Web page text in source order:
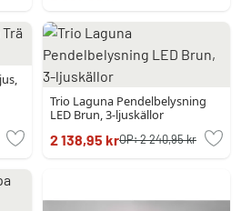
Trio Laguna Pendelbelysning
LED Brun, 3-ljuskällor
2 138,95 krOP:2 240,95 kr